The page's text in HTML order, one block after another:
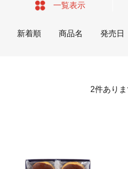
一覧表示
新着順 商品名 発売日
2件ありま